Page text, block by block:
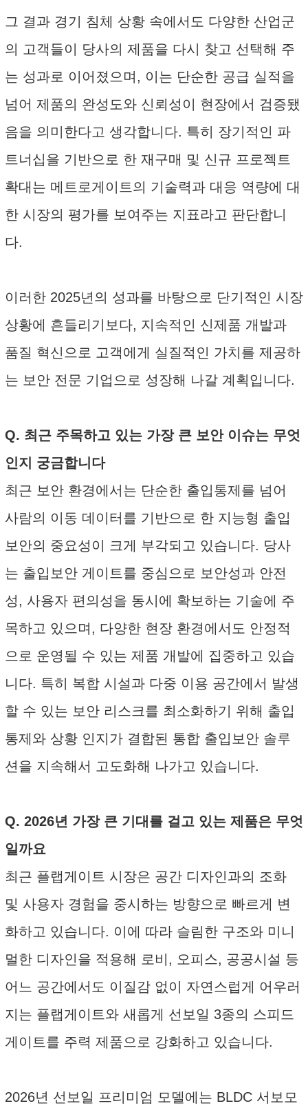
그 결과 경기 침체 상황 속에서도 다양한 산업군
의 고객들이 당사의 제품을 다시 찾고 선택해 주
는 성과로 이어졌으며, 이는 단순한 공급 실적을
넘어 제품의 완성도와 신뢰성이 현장에서 검증됐
음을 의미한다고 생각합니다. 특히 장기적인 파
트너십을 기반으로 한 재구매 및 신규 프로젝트
확대는 메트로게이트의 기술력과 대응 역량에 대
한 시장의 평가를 보여주는 지표라고 판단합니
다.
이러한 2025년의 성과를 바탕으로 단기적인 시장
상황에 흔들리기보다, 지속적인 신제품 개발과
품질 혁신으로 고객에게 실질적인 가치를 제공하
는 보안 전문 기업으로 성장해 나갈 계획입니다.
Q. 최근 주목하고 있는 가장 큰 보안 이슈는 무엇
인지 궁금합니다
최근 보안 환경에서는 단순한 출입통제를 넘어
사람의 이동 데이터를 기반으로 한 지능형 출입
보안의 중요성이 크게 부각되고 있습니다. 당사
는 출입보안 게이트를 중심으로 보안성과 안전
성, 사용자 편의성을 동시에 확보하는 기술에 주
목하고 있으며, 다양한 현장 환경에서도 안정적
으로 운영될 수 있는 제품 개발에 집중하고 있습
니다. 특히 복합 시설과 다중 이용 공간에서 발생
할 수 있는 보안 리스크를 최소화하기 위해 출입
통제와 상황 인지가 결합된 통합 출입보안 솔루
션을 지속해서 고도화해 나가고 있습니다.
Q. 2026년 가장 큰 기대를 걸고 있는 제품은 무엇
일까요
최근 플랩게이트 시장은 공간 디자인과의 조화
및 사용자 경험을 중시하는 방향으로 빠르게 변
화하고 있습니다. 이에 따라 슬림한 구조와 미니
멀한 디자인을 적용해 로비, 오피스, 공공시설 등
어느 공간에서도 이질감 없이 자연스럽게 어우러
지는 플랩게이트와 새롭게 선보일 3종의 스피드
게이트를 주력 제품으로 강화하고 있습니다.
2026년 선보일 프리미엄 모델에는 BLDC 서보모